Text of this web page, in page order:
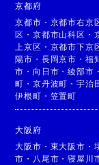
京都府
京都市 ・ 京都市右京
区 ・京都市山科区 ・
上京区 ・ 京都市下京
陽市 ・ 長岡京市 ・ 福
市 ・向日市 ・綾部市
町 ・京丹波町 ・宇治
伊根町 ・ 笠置町
大阪府
大阪市 ・ 東大阪市 ・
市 ・ 八尾市 ・寝屋川